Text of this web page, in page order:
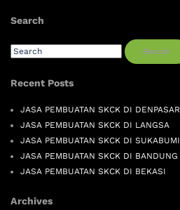
Search
Search
Recent Posts
JASA PEMBUATAN SKCK DI DENPASAR
JASA PEMBUATAN SKCK DI LANGSA
JASA PEMBUATAN SKCK DI SUKABUMI
JASA PEMBUATAN SKCK DI BANDUNG
JASA PEMBUATAN SKCK DI BEKASI
Archives